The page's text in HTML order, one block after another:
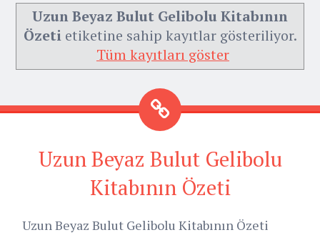
Uzun Beyaz Bulut Gelibolu Kitabının
Özetietiketine sahip kayıtlar gösteriliyor.
Tüm kayıtları göster
Uzun Beyaz Bulut Gelibolu
Kitabının Özeti
Uzun Beyaz Bulut Gelibolu Kitabının Özeti